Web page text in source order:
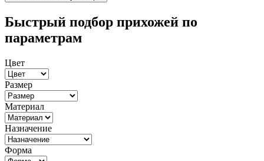
Быстрый подбор прихожей по
параметрам
Цвет
Размер
Материал
Назначение
Форма